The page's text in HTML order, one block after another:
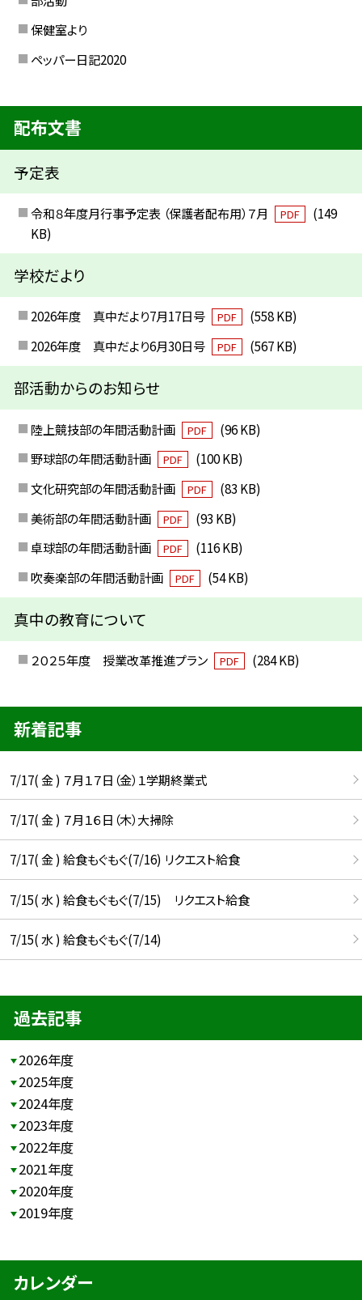
保健室より
ペッパー日記2020
配布文書
予定表
令和８年度月行事予定表 （保護者配布用）７月 PDF
(149
KB)
学校だより
2026年度 真中だより7月17日号 PDF
(558 KB)
2026年度 真中だより6月30日号
PDF (567 KB)
部活動からのお知らせ
陸上競技部の年間活動計画 PDF
(96 KB)
野球部の年間活動計画
PDF
(100 KB)
文化研究部の年間活動計画
PDF
(83 KB)
美術部の年間活動計画
PDF
(93 KB)
卓球部の年間活動計画
PDF
(116 KB)
吹奏楽部の年間活動計画
PDF (54 KB)
真中の教育について
２０２５年度 授業改革推進プラン PDF (284 KB)
新着記事
7/17( 金 ) ７月１７日（金）１学期終業式
7/17( 金 ) ７月１６日（木）大掃除
7/17( 金 ) 給食もぐもぐ(7/16) リクエスト給食
7/15( 水 ) 給食もぐもぐ(7/15) リクエスト給食
7/15( 水 ) 給食もぐもぐ(7/14)
過去記事
2026年度
2025年度
2024年度
2023年度
2022年度
2021年度
2020年度
2019年度
カレンダー